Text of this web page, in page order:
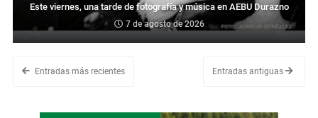
Este viernes, una tarde de fotografía y música en AEBU Durazno
7 de agosto de 2026
Entradas más recientes Entradas antiguas